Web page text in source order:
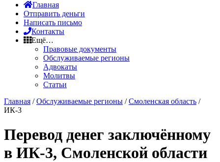
Главная
Отправить деньги
Написать письмо
Контакты
Ещё…
Правовые документы
Обслуживаемые регионы
Адвокаты
Молитвы
Статьи
Главная /Обслуживаемые регионы /Смоленская область /
ИК-3
Перевод денег заключённому
в ИК-3, Смоленской области